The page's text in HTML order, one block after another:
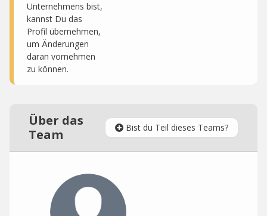
Unternehmens bist,
kannst Du das
Profil übernehmen,
um Änderungen
daran vornehmen
zu können.
Über das
Team
Bist du Teil dieses Teams?